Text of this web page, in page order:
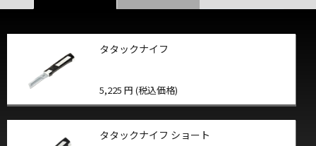
タタックナイフ
5,225 円 (税込価格)
タタックナイフ ショート